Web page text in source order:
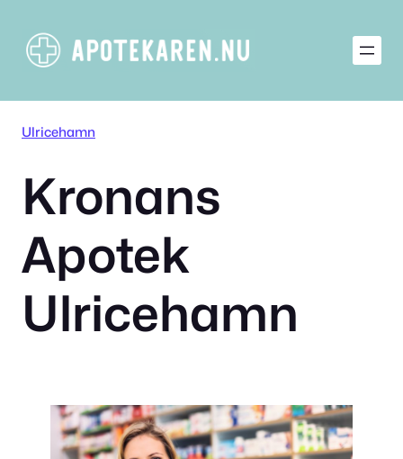
innehåll
Ulricehamn
Kronans
Apotek
Ulricehamn